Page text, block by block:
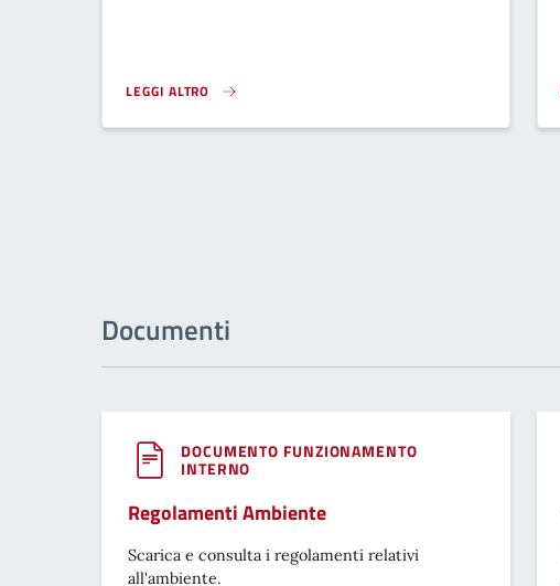
LEGGI ALTRO
INTERRUZIONE IDRICA PROGRAMMATA}
Documenti
DOCUMENTO FUNZIONAMENTO
INTERNO
Regolamenti Ambiente
Scarica e consulta i regolamenti relativi
all'ambiente.